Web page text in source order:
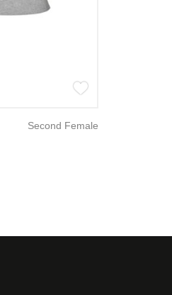
Second Female